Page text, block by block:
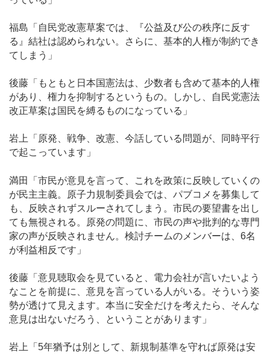
福島「自民党改憲草案では、『公益及び公の秩序に反す
る』結社は認められない。さらに、基本的人権が制約でき
てしまう」
後藤「もともと日本国憲法は、少数者も含めて基本的人権
があり、権力を抑制するというもの。しかし、自民党憲法
改正草案は国民を縛るものになっている」
岩上「原発、戦争、改憲、今話している問題が、同時平行
で起こっています」
満田「市民が意見を言って、これを政策に反映していくの
が民主主義。原子力規制委員会では、パブコメを募集して
も、反映されずスルーされてしまう。市民の要望書を出し
ても無視される。原発の問題に、市民の声や批判的な専門
家の声が反映されません。検討チームのメンバーは、6名
が利益相反です」
後藤「意見聴取会を見ていると、電力会社が言いたいよう
なことを前提に、意見を言っている人がいる。そういう姿
勢が透けて見えます。本当に安全だけを考えたら、そんな
意見は出ないだろう、ということがあります」
岩上「5年猶予は別として、新規制基準を守れば原発は安